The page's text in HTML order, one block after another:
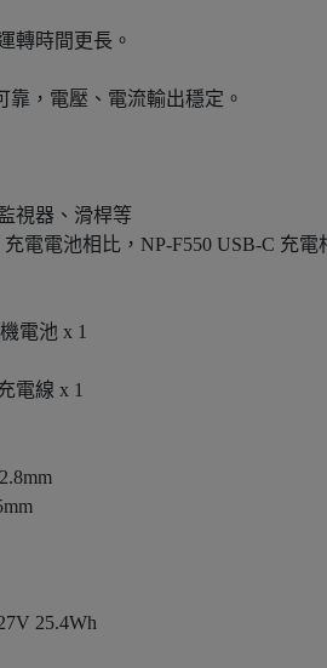
轉時間更長。
靠，電壓、電流輸出穩定。
視器、滑桿等
充電電池相比，NP-F550 USB-C 充
電池 x 1
電線 x 1
25.4Wh